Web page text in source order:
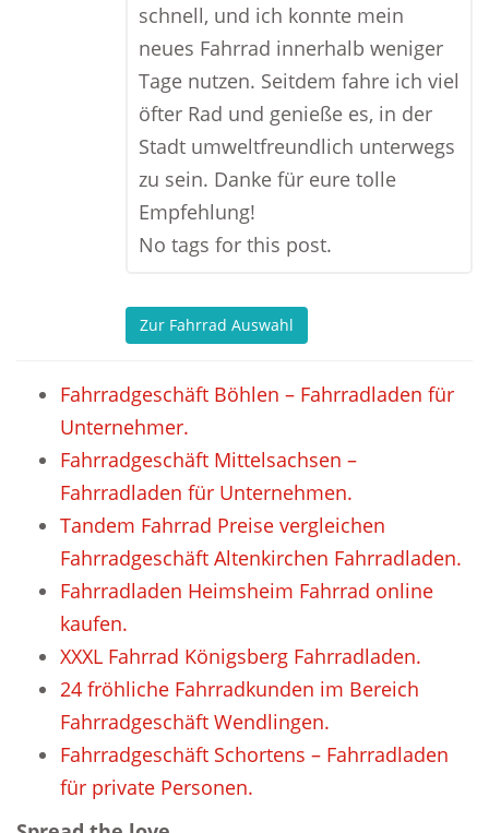
schnell, und ich konnte mein
neues Fahrrad innerhalb weniger
Tage nutzen. Seitdem fahre ich viel
öfter Rad und genieße es, in der
Stadt umweltfreundlich unterwegs
zu sein. Danke für eure tolle
Empfehlung!
No tags for this post.
Zur Fahrrad Auswahl
Fahrradgeschäft Böhlen – Fahrradladen für
Unternehmer.
Fahrradgeschäft Mittelsachsen –
Fahrradladen für Unternehmen.
Tandem Fahrrad Preise vergleichen
Fahrradgeschäft Altenkirchen Fahrradladen.
Fahrradladen Heimsheim Fahrrad online
kaufen.
XXXL Fahrrad Königsberg Fahrradladen.
24 fröhliche Fahrradkunden im Bereich
Fahrradgeschäft Wendlingen.
Fahrradgeschäft Schortens – Fahrradladen
für private Personen.